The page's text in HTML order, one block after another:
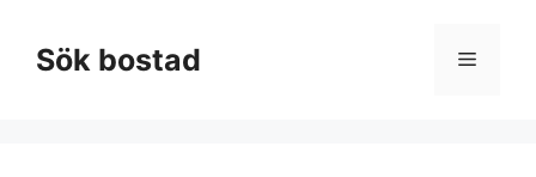
innehållSök bostad Meny